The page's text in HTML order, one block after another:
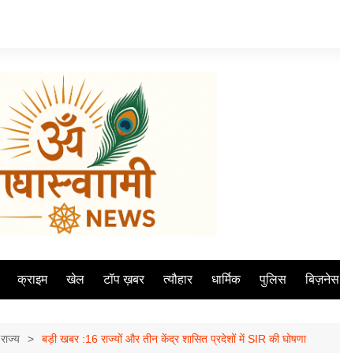
क्राइम खेल टॉप ख़बर त्यौहार धार्मिक पुलिस बिज़नेस
राज्य बड़ी खबर :16 राज्यों और तीन केंद्र शासित प्रदेशों में SIR की घोषणा